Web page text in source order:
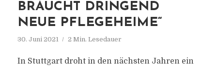
BRAUCHT DRINGEND
NEUE PFLEGEHEIME“
30. Juni 2021 2 Min. Lesedauer
In Stuttgart droht in den nächsten Jahren ein